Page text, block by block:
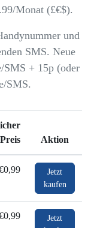
Monat (£€$).
und
SMS. Neue
SMS + 15p (oder
SMS.
Preis
Aktion
Jetzt
kaufen
Jetzt